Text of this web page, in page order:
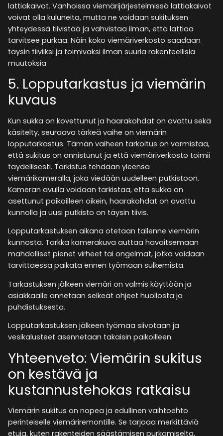
lattiakaivot. Vanhoissa viemärijärjestelmissä lattiakaivot
voivat olla kuluneita, mutta ne voidaan sukituksen
yhteydessä tiivistää ja vahvistaa ilman, että lattiaa
tarvitsee purkaa. Näin koko viemäriverkosto saadaan
täysin tiiviiksi ja toimivaksi ilman suuria rakenteellisia
muutoksia​
5. Lopputarkastus ja viemärin
kuvaus
Kun sukka on kovettunut ja haarakohdat on avattu sekä
käsitelty, seuraava tärkeä vaihe on viemärin
lopputarkastus. Tämän vaiheen tarkoitus on varmistaa,
että sukitus on onnistunut ja että viemäriverkosto toimii
täydellisesti. Tarkistus tehdään yleensä
viemärikameralla, joka viedään uudelleen putkistoon.
Kameran avulla voidaan tarkistaa, että sukka on
asettunut paikoilleen oikein, haarakohdat on avattu
kunnolla ja uusi putkisto on täysin tiivis​.
Lopputarkastuksen aikana otetaan tallenne viemärin
kunnosta. Tarkka kamerakuva auttaa havaitsemaan
mahdolliset pienet virheet tai ongelmat, jotka voidaan
tarvittaessa paikata ennen työmaan sulkemista.
Tarkastuksen jälkeen viemäri on valmis käyttöön ja
asiakkaalle annetaan selkeät ohjeet huollosta ja
puhdistuksesta.
Lopputarkastuksen jälkeen työmaa siivotaan ja
vesikalusteet asennetaan takaisin paikoilleen.
Yhteenveto: Viemärin sukitus
on kestävä ja
kustannustehokas ratkaisu
Viemärin sukitus on nopea ja edullinen vaihtoehto
perinteiselle viemäriremontille. Se tarjoaa merkittäviä
etuja, kuten rakenteiden säästämisen purkamiselta,